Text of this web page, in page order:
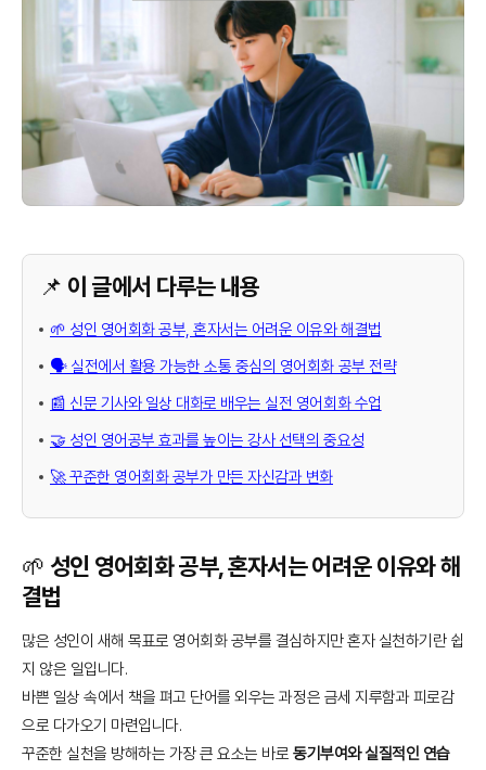
📌 이 글에서 다루는 내용
🌱 성인 영어회화 공부, 혼자서는 어려운 이유와 해결법
🗣️ 실전에서 활용 가능한 소통 중심의 영어회화 공부 전략
📰 신문 기사와 일상 대화로 배우는 실전 영어회화 수업
🤝 성인 영어공부 효과를 높이는 강사 선택의 중요성
🚀 꾸준한 영어회화 공부가 만든 자신감과 변화
🌱 성인 영어회화 공부, 혼자서는 어려운 이유와 해
결법
많은 성인이 새해 목표로 영어회화 공부를 결심하지만 혼자 실천하기란 쉽
지 않은 일입니다.
바쁜 일상 속에서 책을 펴고 단어를 외우는 과정은 금세 지루함과 피로감
으로 다가오기 마련입니다.
꾸준한 실천을 방해하는 가장 큰 요소는 바로 동기부여와 실질적인 연습